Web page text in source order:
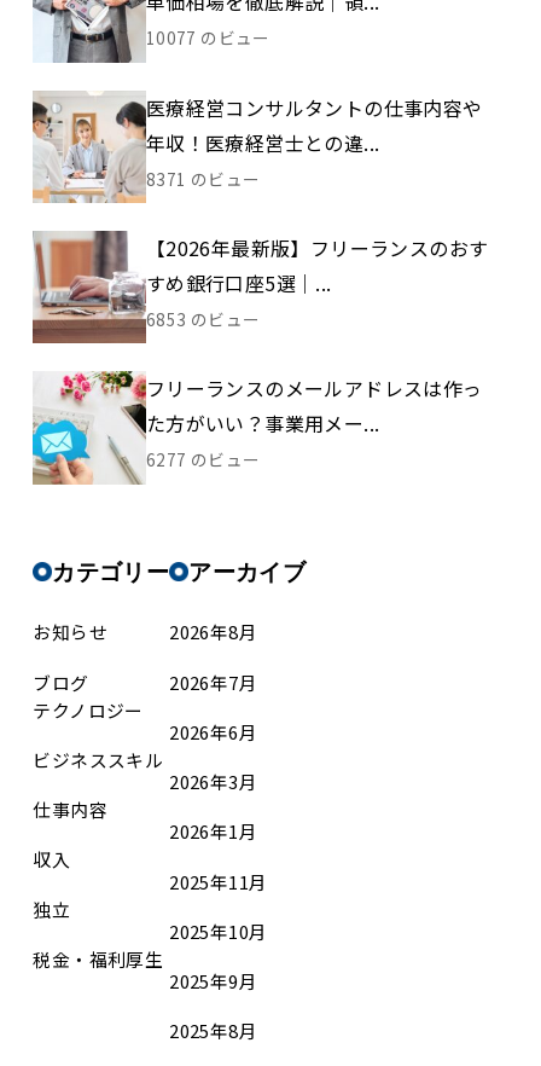
10077 のビュー
医療経営コンサルタントの仕事内容や
年収！医療経営士との違...
8371 のビュー
【2026年最新版】フリーランスのおす
すめ銀行口座5選｜...
6853 のビュー
フリーランスのメールアドレスは作っ
た方がいい？事業用メー...
6277 のビュー
カテゴリー
お知らせ
ブログ
テクノロジー
ビジネススキル
仕事内容
収入
独立
税金・福利厚生
アーカイブ
2026年8月
2026年7月
2026年6月
2026年3月
2026年1月
2025年11月
2025年10月
2025年9月
2025年8月